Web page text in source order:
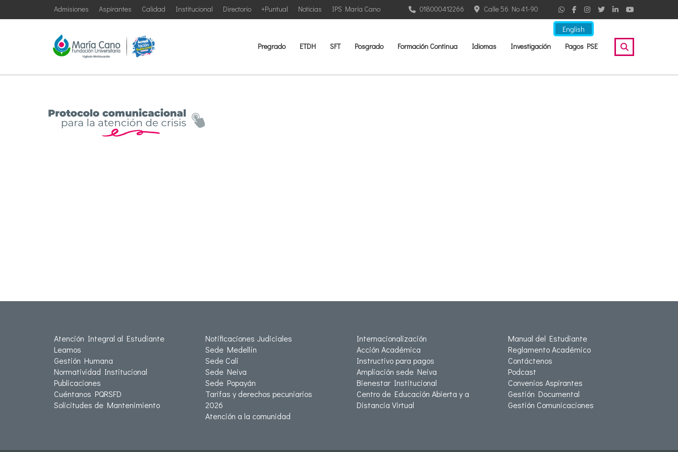
English
IPS María Cano
Noticias
+Puntual
Directorio
Institucional
Calidad
Aspirantes
Admisiones Calle 56 No 41-90
018000412266
Pregrado ETDH SFT Posgrado Formación Continua Idiomas Investigación Pagos PSE
Atención Integral al Estudiante
Leamos
Gestión Humana
Normatividad Institucional
Publicaciones
Cuéntanos PQRSFD
Solicitudes de Mantenimiento
Notificaciones Judiciales
Sede Medellín
Sede Cali
Sede Neiva
Sede Popayán
Tarifas y derechos pecuniarios
2026
Atención a la comunidad
Internacionalización
Acción Académica
Instructivo para pagos
Ampliación sede Neiva
Bienestar Institucional
Centro de Educación Abierta y a
Distancia Virtual
Manual del Estudiante
Reglamento Académico
Contáctenos
Podcast
Convenios Aspirantes
Gestión Documental
Gestión Comunicaciones